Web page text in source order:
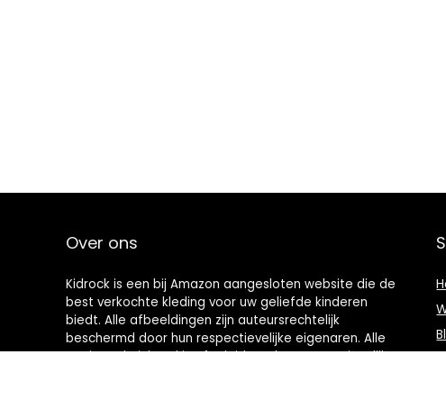
Over ons
Kidrock is een bij Amazon aangesloten website die de
best verkochte kleding voor uw geliefde kinderen
biedt. Alle afbeeldingen zijn auteursrechtelijk
beschermd door hun respectievelijke eigenaren. Alle
geciteerde inhoud is afgeleid van hun respectievelijke